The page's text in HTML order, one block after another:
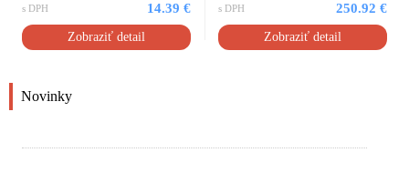
s DPH 14.39 €
Zobraziť detail
s DPH 250.92 €
Zobraziť detail
Novinky